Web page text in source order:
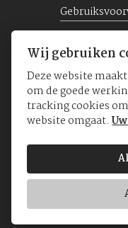
Home
Wij gebruiken
Deze website
om de goede
tracking cookies
website omgaat.